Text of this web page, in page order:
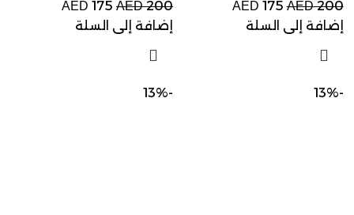
AED200
AED 175
إضافة إلى السلة
AED200
AED 175
إضافة إلى السلة
-13%
-13%